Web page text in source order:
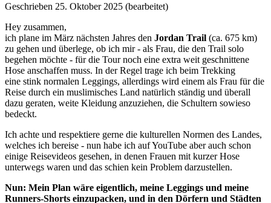
Geschrieben 25. Oktober 2025 (bearbeitet)
Hey zusammen,
ich plane im März nächsten Jahres den Jordan Trail (ca. 675 km)
zu gehen und überlege, ob ich mir - als Frau, die den Trail solo
begehen möchte - für die Tour noch eine extra weit geschnittene
Hose anschaffen muss. In der Regel trage ich beim Trekking
eine stink normalen Leggings, allerdings wird einem als Frau für die
Reise durch ein muslimisches Land natürlich ständig und überall
dazu geraten, weite Kleidung anzuziehen, die Schultern sowieso
bedeckt.
Ich achte und respektiere gerne die kulturellen Normen des Landes,
welches ich bereise - nun habe ich auf YouTube aber auch schon
einige Reisevideos gesehen, in denen Frauen mit kurzer Hose
unterwegs waren und das schien kein Problem darzustellen.
Nun: Mein Plan wäre eigentlich, meine Leggings und meine
Runners-Shorts einzupacken, und in den Dörfern und Städten